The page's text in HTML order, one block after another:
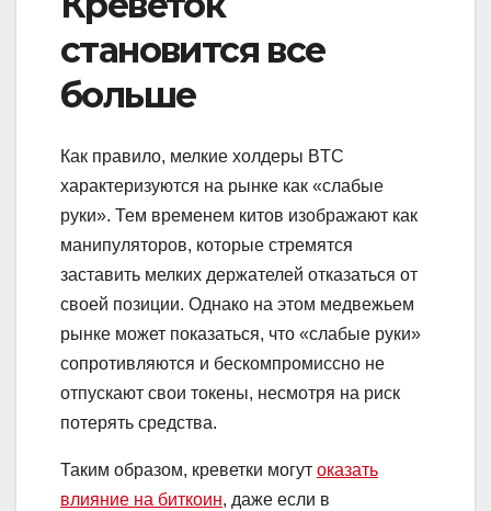
становится все
больше
Как правило, мелкие холдеры BTC
характеризуются на рынке как «слабые
руки». Тем временем китов изображают как
манипуляторов, которые стремятся
заставить мелких держателей отказаться от
своей позиции. Однако на этом медвежьем
рынке может показаться, что «слабые руки»
сопротивляются и бескомпромиссно не
отпускают свои токены, несмотря на риск
потерять средства.
Таким образом, креветки могут оказать
влияние на биткоин, даже если в